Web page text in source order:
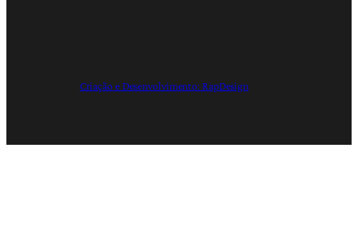
Criação e Desenvolvimento: RapDesign